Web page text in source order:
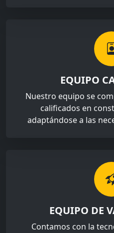
EQUIPO
Nuestro equipo se
calificados en
adaptándose a las
EQUIPO DE
Contamos con la